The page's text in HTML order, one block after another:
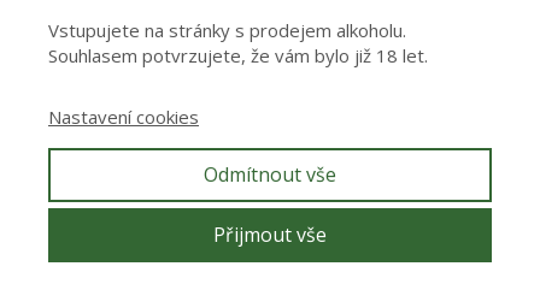
Odeslat
ⓒ Kateřina Svatoňová 2025
Vstupujete na stránky s prodejem alkoholu.
Souhlasem potvrzujete, že vám bylo již 18 let.
Nastavení cookies
Odmítnout vše
Přijmout vše